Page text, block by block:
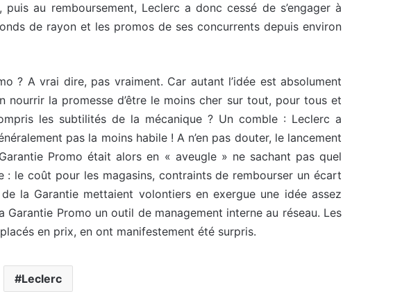
au remboursement, Leclerc a donc cessé de s’engager à
de rayon et les promos de ses concurrents depuis environ
? A vrai dire, pas vraiment. Car autant l’idée est absolument
la promesse d’être le moins cher sur tout, pour tous et
les subtilités de la mécanique ? Un comble : Leclerc a
pas la moins habile ! A n’en pas douter, le lancement
Promo était alors en « aveugle » ne sachant pas quel
le coût pour les magasins, contraints de rembourser un écart
la Garantie mettaient volontiers en exergue une idée assez
Garantie Promo un outil de management interne au réseau. Les
en prix, en ont manifestement été surpris.
Leclerc